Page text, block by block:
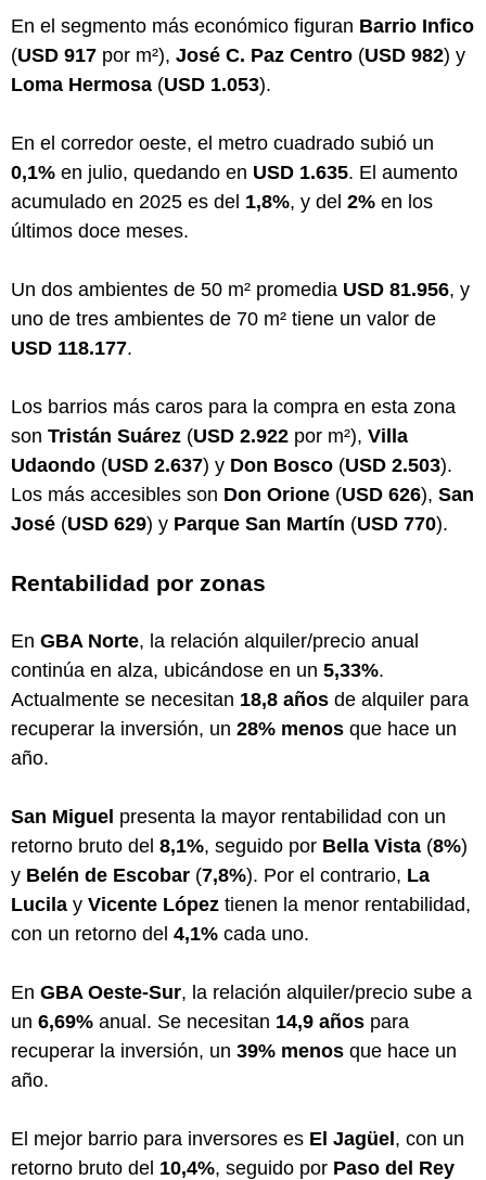
En el segmento más económico figuran Barrio Infico
(USD 917 por m²), José C. Paz Centro (USD 982) y
Loma Hermosa (USD 1.053).
En el corredor oeste, el metro cuadrado subió un
0,1% en julio, quedando en USD 1.635. El aumento
acumulado en 2025 es del 1,8%, y del 2% en los
últimos doce meses.
Un dos ambientes de 50 m² promedia USD 81.956, y
uno de tres ambientes de 70 m² tiene un valor de
USD 118.177.
Los barrios más caros para la compra en esta zona
son Tristán Suárez (USD 2.922 por m²), Villa
Udaondo (USD 2.637) y Don Bosco (USD 2.503).
Los más accesibles son Don Orione (USD 626), San
José (USD 629) y Parque San Martín (USD 770).
Rentabilidad por zonas
En GBA Norte, la relación alquiler/precio anual
continúa en alza, ubicándose en un 5,33%.
Actualmente se necesitan 18,8 años de alquiler para
recuperar la inversión, un 28% menos que hace un
año.
San Miguel presenta la mayor rentabilidad con un
retorno bruto del 8,1%, seguido por Bella Vista (8%)
y Belén de Escobar (7,8%). Por el contrario, La
Lucila y Vicente López tienen la menor rentabilidad,
con un retorno del 4,1% cada uno.
En GBA Oeste-Sur, la relación alquiler/precio sube a
un 6,69% anual. Se necesitan 14,9 años para
recuperar la inversión, un 39% menos que hace un
año.
El mejor barrio para inversores es El Jagüel, con un
retorno bruto del 10,4%, seguido por Paso del Rey